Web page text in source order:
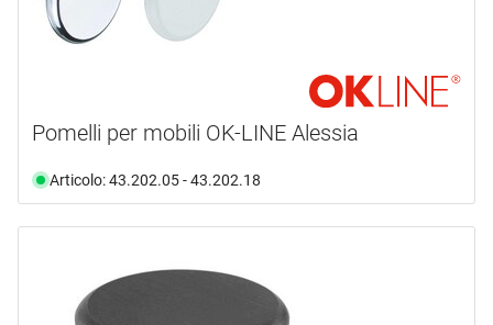
Pomelli per mobili OK-LINE Alessia
Articolo: 43.202.05 - 43.202.18